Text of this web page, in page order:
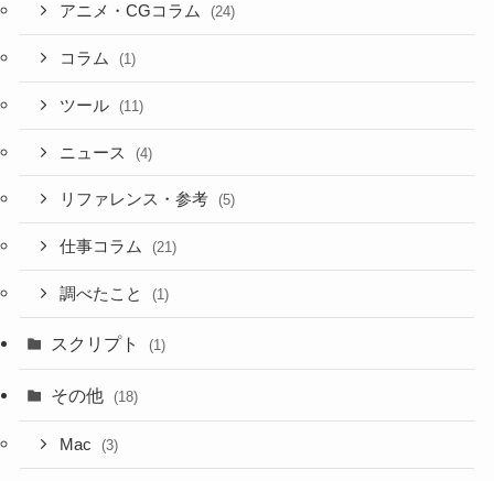
アニメ・CGコラム (24)
コラム (1)
ツール (11)
ニュース (4)
リファレンス・参考 (5)
仕事コラム (21)
調べたこと (1)
スクリプト (1)
その他 (18)
Mac (3)